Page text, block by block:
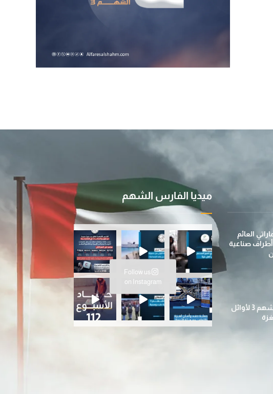
العائم
صناعية
زيارة الفارس الشهم 3 لأوائل
ميديا الفارس الشهم
تطلق عملية االأولى
جهودها الإنسانية المتواصلة…عملية الفارس ال
عملية الفارس الشهم 3، تشاملة ت
Follow us
on Instagram